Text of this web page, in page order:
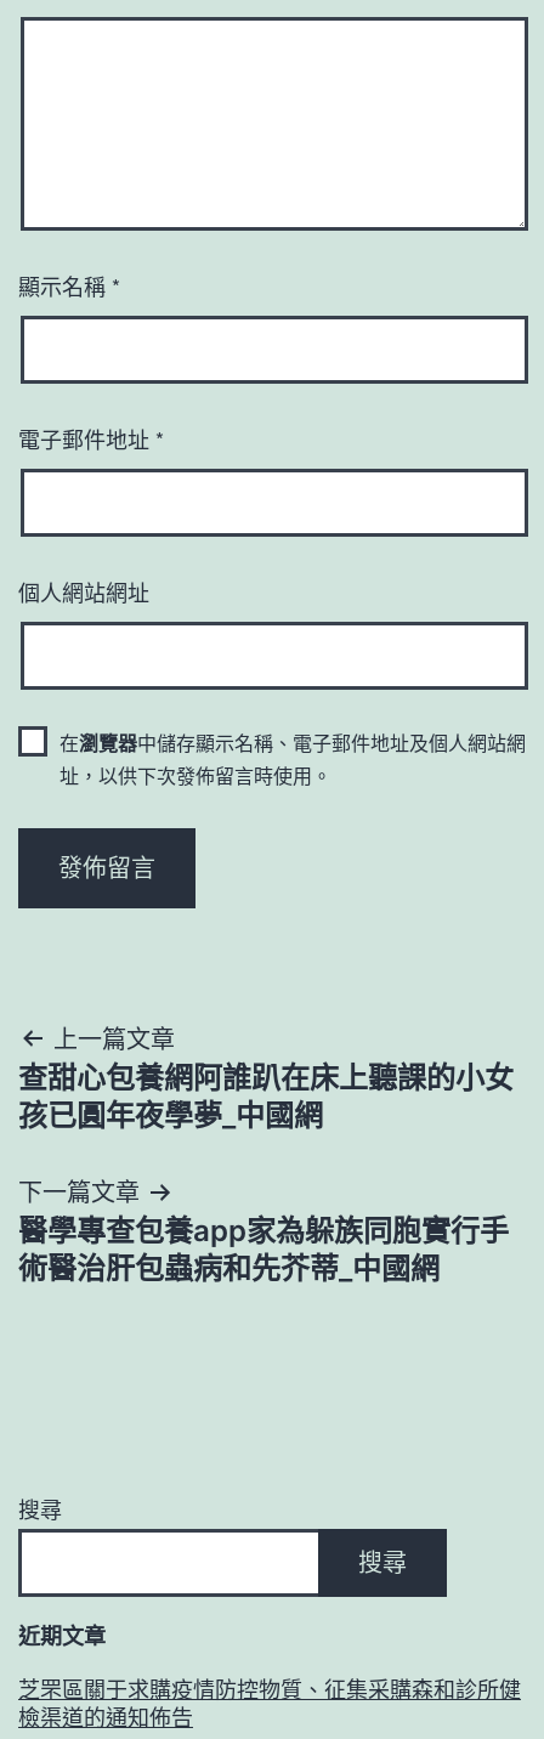
顯示名稱 *
電子郵件地址 *
個人網站網址
在瀏覽器中儲存顯示名稱、電子郵件地址及個人網站網
址，以供下次發佈留言時使用。
文
章
覽
上一篇文章
查甜心包養網阿誰趴在床上聽課的小女
孩已圓年夜學夢_中國網
下一篇文章
醫學專查包養app家為躲族同胞實行手
術醫治肝包蟲病和先芥蒂_中國網
搜尋
搜尋
近期文章
芝罘區關于求購疫情防控物質、征集采購森和診所健
檢渠道的通知佈告